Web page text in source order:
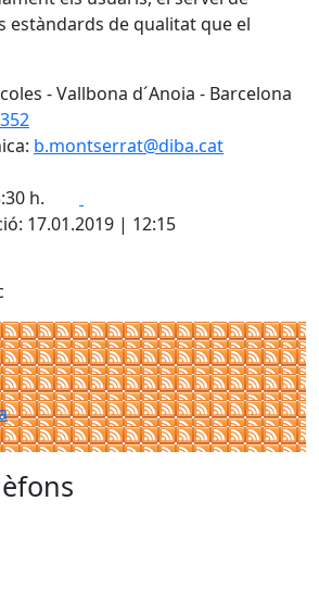
estàndards de qualitat que el
- Vallbona d´Anoia - Barcelona
b.montserrat@diba.cat
h.
17.01.2019 | 12:15